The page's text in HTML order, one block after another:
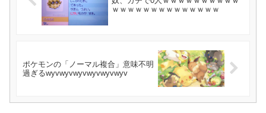
ｗｗｗｗｗｗｗｗｗｗｗｗｗｗ
ポケモンの「ノーマル複合」意味不明
過ぎるwyvwyvwyvwyvwyvwyv